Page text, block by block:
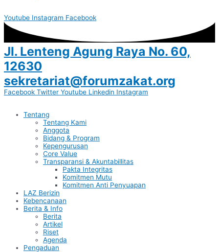
Youtube Instagram Facebook
Jl. Lenteng Agung Raya No. 60,
12630
sekretariat@forumzakat.org
Facebook Twitter Youtube Linkedin Instagram
Tentang
Tentang Kami
Anggota
Bidang & Program
Kepengurusan
Core Value
Transparansi & Akuntabillitas
Pakta Integritas
Komitmen Mutu
Komitmen Anti Penyuapan
LAZ Berizin
Kebencanaan
Berita & Info
Berita
Artikel
Riset
Agenda
Pengaduan